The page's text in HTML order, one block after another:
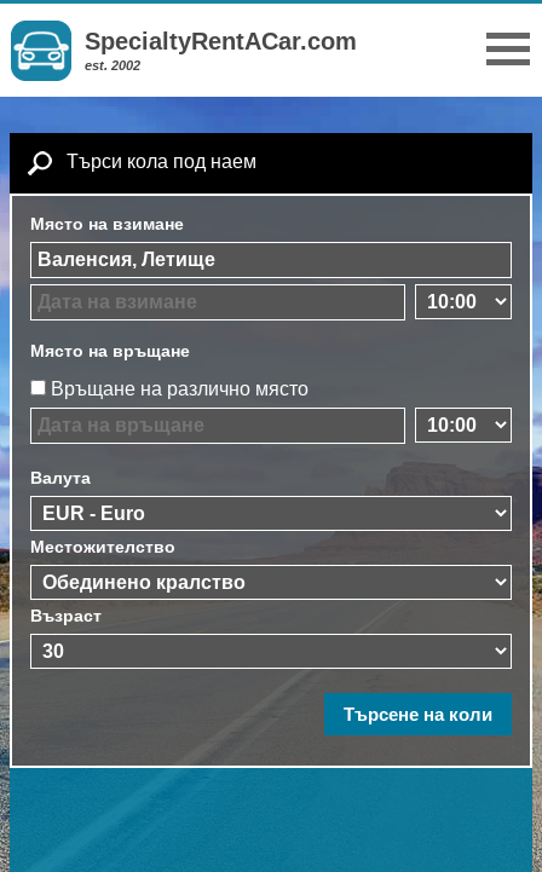
SpecialtyRentACar.com
est. 2002
Търси кола под наем
Място на взимане
Място на връщане
Връщане на различно място
Валута
Местожителство
Възраст